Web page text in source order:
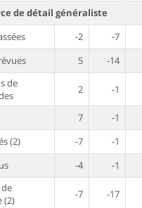
de détail généraliste
-2 -7
5 -14
de
2 -1
7 -1
(2)
-7 -1
-4 -1
(2)
-7 -17